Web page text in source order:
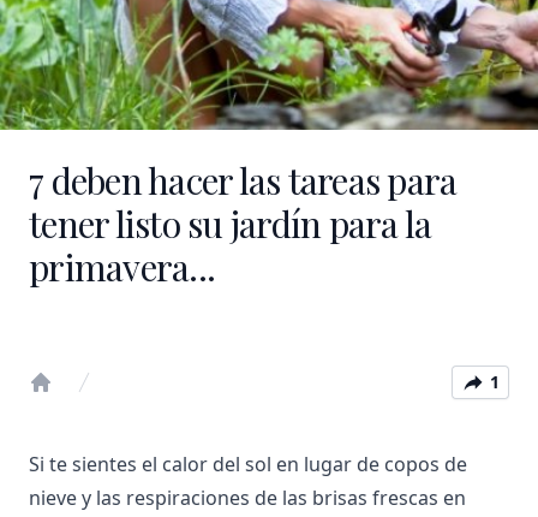
7 deben hacer las tareas para
tener listo su jardín para la
primavera...
1
Si te sientes el calor del sol en lugar de copos de
nieve y las respiraciones de las brisas frescas en